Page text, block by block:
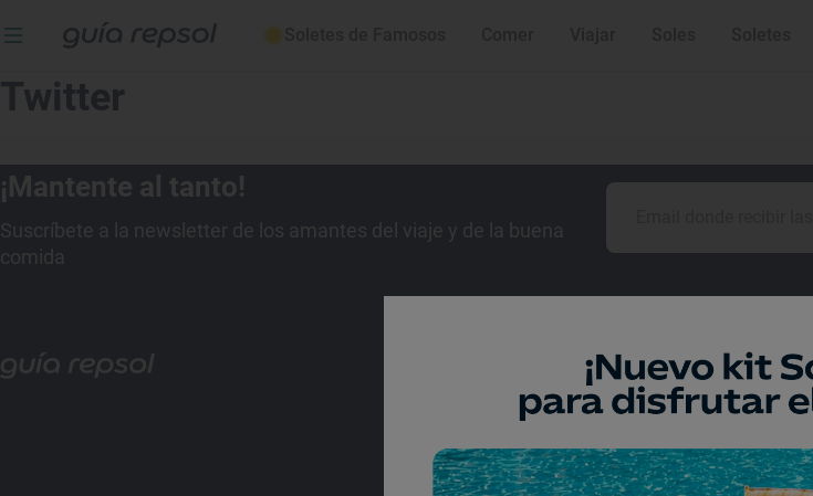
Twitter
¡Mantente al tanto!
Suscríbete a la newsletter de los amantes del viaje y de la buena
comida
Guía
Viajar